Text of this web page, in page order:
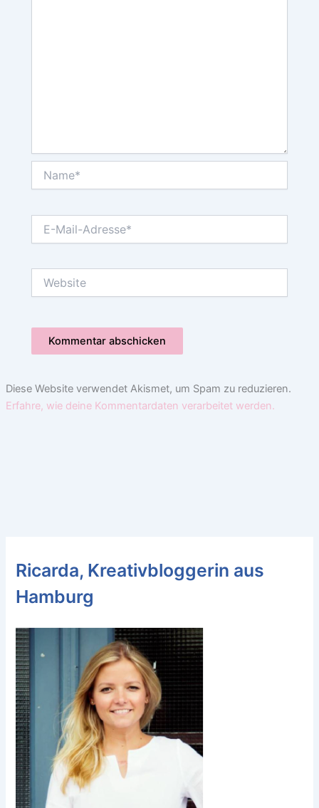
Mail-
Diese Website verwendet Akismet, um Spam zu reduzieren.
Erfahre, wie deine Kommentardaten verarbeitet werden.
Ricarda, Kreativbloggerin aus
Hamburg